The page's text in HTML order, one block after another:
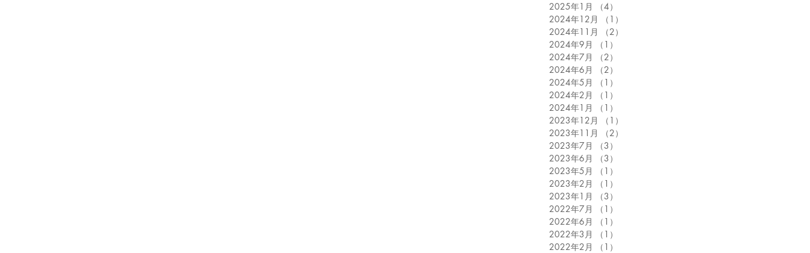
2025年1月
（4）
2024年12月
（1）
2024年11月
（2）
2024年9月
（1）
2024年7月
（2）
2024年6月
（2）
2024年5月
（1）
2024年2月
（1）
2024年1月
（1）
2023年12月
（1）
2023年11月
（2）
2023年7月
（3）
2023年6月
（3）
2023年5月
（1）
2023年2月
（1）
2023年1月
（3）
2022年7月
（1）
2022年6月
（1）
2022年3月
（1）
2022年2月
（1）